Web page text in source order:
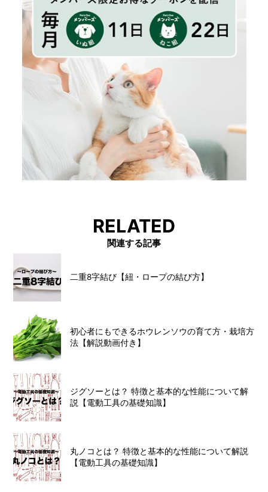
RELATED
関連する記事
二重8字結び【紐・ロープの結び方】
初心者にもできるホウレンソウの育て方・栽培方
法【解説動画付き】
ジグソーとは？ 特徴と基本的な性能について解
説【電動工具の基礎知識】
丸ノコとは？ 特徴と基本的な性能について解説
【電動工具の基礎知識】